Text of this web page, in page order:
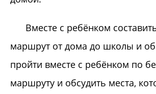
Вместе с ребёнком
маршрут от дома до школы и
пройти вместе с ребёнком по
маршруту и обсудить места,